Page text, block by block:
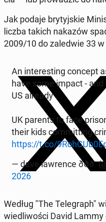
Jak podaje bry­tyj­skie
liczba takich nakazów
2009/10 do za­le­d­wie 33
An in­te­re­sting concept
have some impact -
US already
UK parents to face
their kids com­mit­ting
https://t.co/
— dave law­ren­ce
2026
Według "The Te­le­graph"
wie­dli­wo­ści David